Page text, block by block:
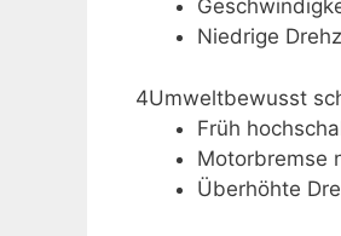
Niedrige
4Umweltbewusst
Früh
Motorbremse
Überhöhte